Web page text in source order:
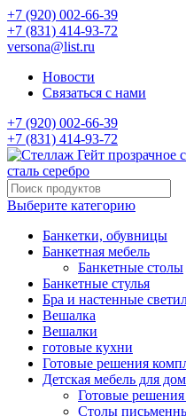
+7 (920) 002-66-39
+7 (831) 414-93-72
versona@list.ru
Новости
Связаться с нами
+7 (920) 002-66-39
+7 (831) 414-93-72
Выберите категорию
Банкетки, обувницы
Банкетная мебель
Банкетные столы
Банкетные стулья
Бра и настенные
Вешалка
Вешалки
готовые кухни
Готовые решения
Детская мебель для
Готовые
Столы